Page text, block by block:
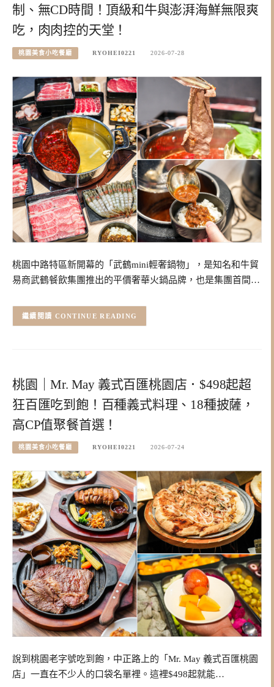
制、無CD時間！頂級和牛與澎湃海鮮無限爽
吃，肉肉控的天堂！
桃園美食小吃餐廳 RYOHEI0221 2026-07-28
桃園中路特區新開幕的「武鶴mini輕奢鍋物」，是知名和牛貿
易商武鶴餐飲集團推出的平價奢華火鍋品牌，也是集團首間…
CONTINUE READING
桃園｜Mr. May 義式百匯桃園店．$498起超
狂百匯吃到飽！百種義式料理、18種披薩，
高CP值聚餐首選！
桃園美食小吃餐廳 RYOHEI0221 2026-07-24
說到桃園老字號吃到飽，中正路上的「Mr. May 義式百匯桃園
店」一直在不少人的口袋名單裡。這裡$498起就能…